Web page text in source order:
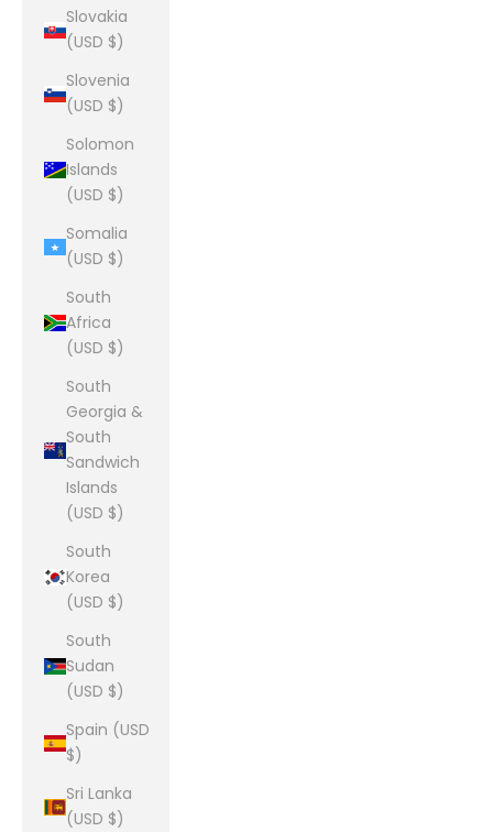
Slovakia
(USD $)
Slovenia
(USD $)
Solomon
Islands
(USD $)
Somalia
(USD $)
South
Africa
(USD $)
South
Georgia &
South
Sandwich
Islands
(USD $)
South
Korea
(USD $)
South
Sudan
(USD $)
Spain (USD
$)
Sri Lanka
(USD $)